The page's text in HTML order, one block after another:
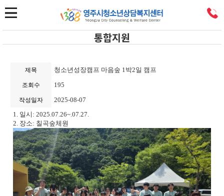
통합지원
제목 청소년성장캠프 마음숲 1박2일 캠프
조회수 195
작성일자
2025-08-07
1. 일시: 2025.07.26~.07.27.
2. 장소: 칠곡숲체원